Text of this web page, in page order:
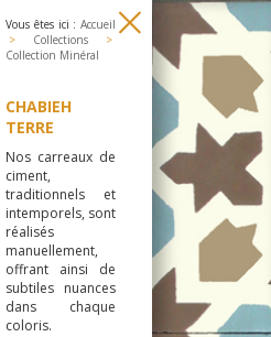
Vous êtes ici : Accueil
>
Collections
>
Collection Minéral
CHABIEH
TERRE
Nos carreaux de
ciment,
traditionnels et
intemporels, sont
réalisés
manuellement,
offrant ainsi de
subtiles nuances
dans chaque
coloris.